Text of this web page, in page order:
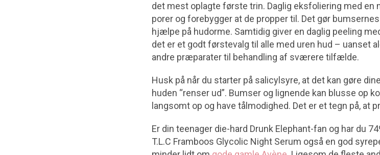
det mest oplagte første trin. Daglig eksfoliering med
porer og forebygger at de propper til. Det gør
hjælpe på hudorme. Samtidig giver en daglig peeling
det er et godt førstevalg til alle med uren hud – uanset
andre præparater til behandling af sværere tilfælde.
Husk på når du starter på salicylsyre, at det kan gøre
huden “renser ud”. Bumser og lignende kan blusse op
langsomt op og have tålmodighed. Det er et tegn på, at
Er din teenager die-hard Drunk Elephant-fan og har du
T.L.C Framboos Glycolic Night Serum også en god